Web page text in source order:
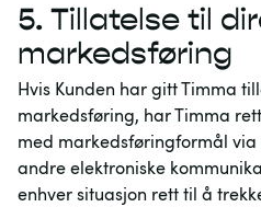
5. Tillatelse til
markedsføring
Hvis Kunden har gitt Timma
markedsføring, har Timma
med markedsføringformål
andre elektroniske
enhver situasjon rett til å